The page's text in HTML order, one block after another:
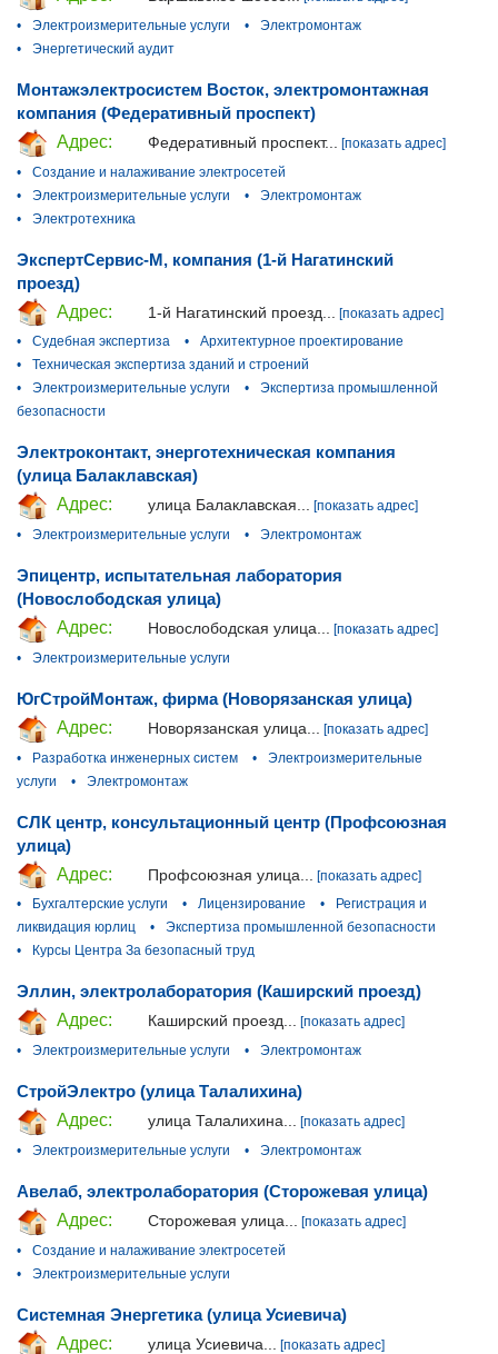
•
Электроизмерительные услуги •
Электромонтаж
•
Энергетический аудит
Монтажэлектросистем Восток, электромонтажная
компания (Федеративный проспект)
Адрес:
Федеративный проспект...
[показать адрес]
•
Создание и налаживание электросетей
•
Электроизмерительные услуги •
Электромонтаж
•
Электротехника
ЭкспертСервис-М, компания (1-й Нагатинский
проезд)
Адрес:
1-й Нагатинский проезд...
[показать адрес]
•
Судебная экспертиза •
Архитектурное проектирование
•
Техническая экспертиза зданий и строений
•
Электроизмерительные услуги •
Экспертиза промышленной
безопасности
Электроконтакт, энерготехническая компания
(улица Балаклавская)
Адрес:
улица Балаклавская... [показать адрес]
•
Электроизмерительные услуги • Электромонтаж
Эпицентр, испытательная лаборатория
(Новослободская улица)
Адрес:
Новослободская улица...
[показать адрес]
•
Электроизмерительные услуги
ЮгСтройМонтаж, фирма (Новорязанская улица)
Адрес:
Новорязанская улица...
[показать адрес]
•
Разработка инженерных систем •
Электроизмерительные
услуги
• Электромонтаж
СЛК центр, консультационный центр (Профсоюзная
улица)
Адрес:
Профсоюзная улица...
[показать адрес]
•
Бухгалтерские услуги • Лицензирование •
Регистрация и
ликвидация юрлиц
•
Экспертиза промышленной безопасности
•
Курсы Центра За безопасный труд
Эллин, электролаборатория (Каширский проезд)
Адрес:
Каширский проезд... [показать адрес]
•
Электроизмерительные услуги • Электромонтаж
СтройЭлектро (улица Талалихина)
Адрес:
улица Талалихина...
[показать адрес]
•
Электроизмерительные услуги • Электромонтаж
Авелаб, электролаборатория (Сторожевая улица)
Адрес:
Сторожевая улица...
[показать адрес]
•
Создание и налаживание электросетей
•
Электроизмерительные услуги
Системная Энергетика (улица Усиевича)
Адрес:
улица Усиевича...
[показать адрес]